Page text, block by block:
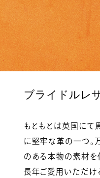
ブライドルレ
もともとは英国にて
に堅牢な革の一つ。
のある本物の素材を
長年ご愛用いただけ